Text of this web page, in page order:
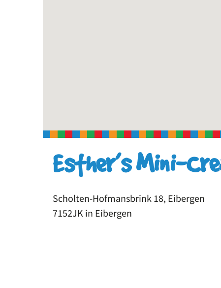
Esther’s Mini-
Scholten-Hofmansbrink 18, Eibergen
7152JK in Eibergen